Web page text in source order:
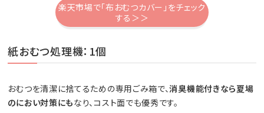
楽天市場で「布おむつカバー」をチェック
する＞＞
紙おむつ処理機：1個
おむつを清潔に捨てるための専用ごみ箱で、消臭機能付きなら夏場
のにおい対策にもなり、コスト面でも優秀です。